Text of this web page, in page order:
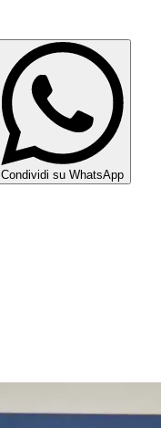
Condividi su WhatsApp